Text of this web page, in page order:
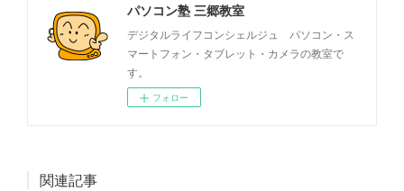
パソコン塾 三郷教室
デジタルライフコンシェルジュ パソコン・ス
マートフォン・タブレット・カメラの教室で
す。
フォロー
関連記事